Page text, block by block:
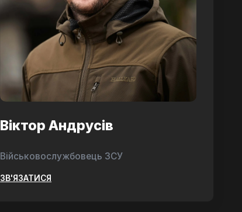
Віктор Андрусів
Військовослужбовець ЗСУ
ЗВ'ЯЗАТИСЯ